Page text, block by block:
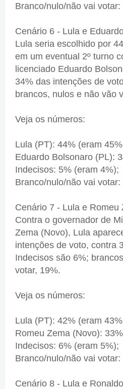
Branco/nulo/não vai votar:
Cenário 6 - Lula e
Lula seria escolhido por
em um eventual 2º turno
licenciado Eduardo
34% das intenções de
brancos, nulos e não vão
Veja os números:
Lula (PT): 44% (eram
Eduardo Bolsonaro (PL):
Indecisos: 5% (eram 4%);
Branco/nulo/não vai
Cenário 7 - Lula e Romeu
Contra o governador de
Zema (Novo), Lula
intenções de voto, contra
Indecisos são 6%;
votar, 19%.
Veja os números:
Lula (PT): 42% (eram
Romeu Zema (Novo):
Indecisos: 6% (eram 5%);
Branco/nulo/não vai
Cenário 8 - Lula e